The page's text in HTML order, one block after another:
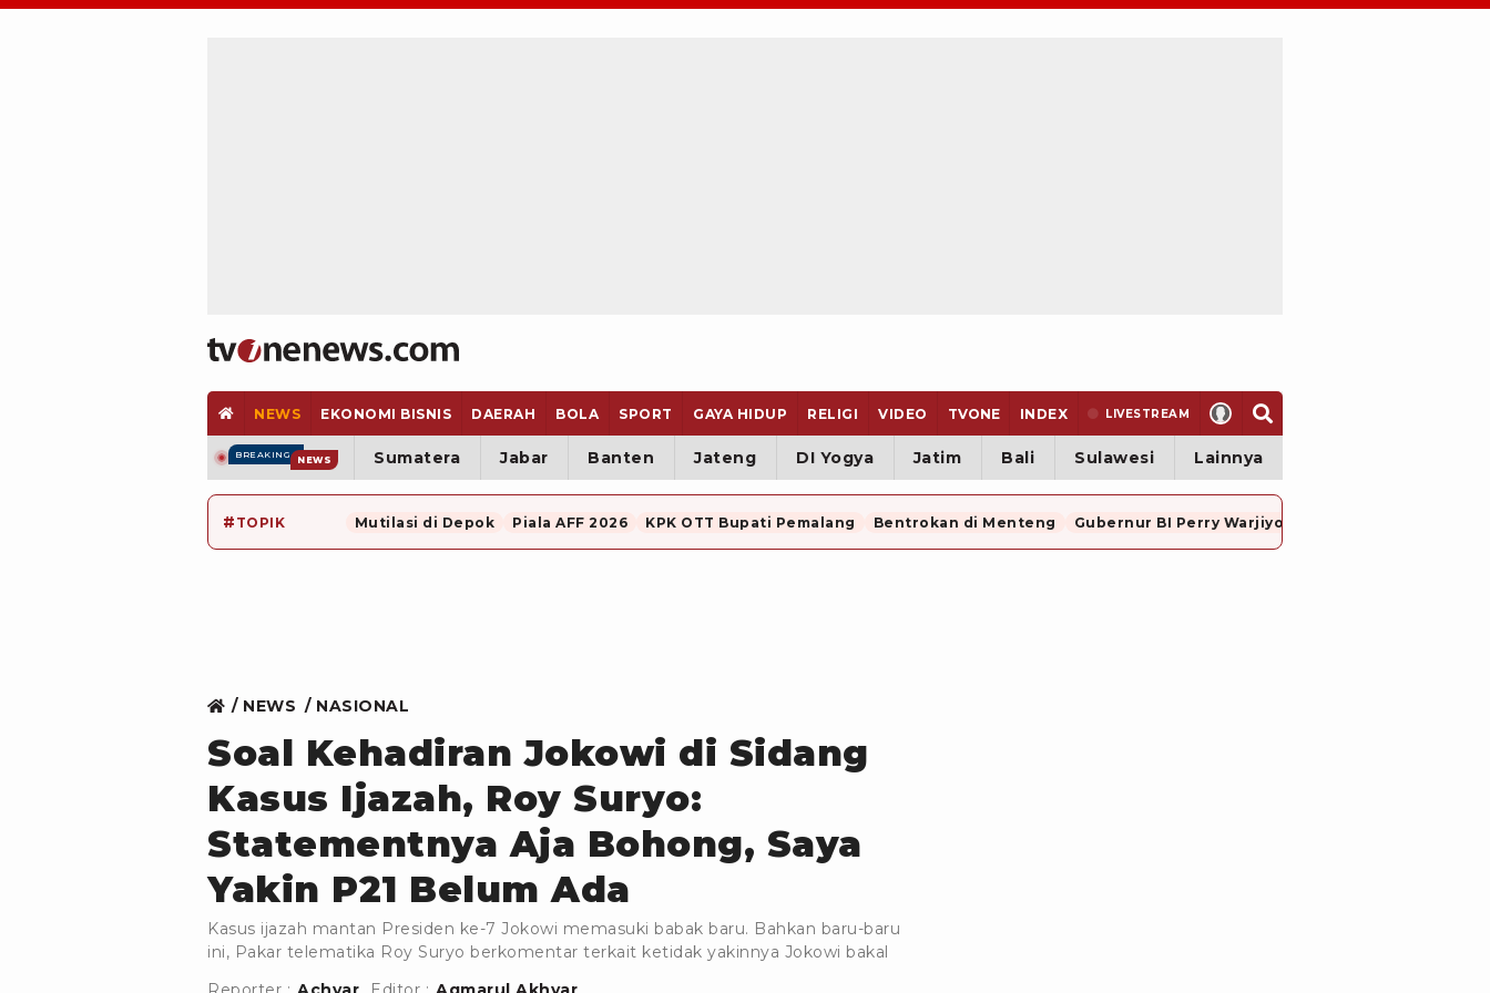
NEWS EKONOMI BISNIS DAERAH BOLA SPORT GAYA HIDUP RELIGI VIDEO TVONE INDEX LIVESTREAM
BREAKING NEWS Sumatera Jabar Banten Jateng DI Yogya Jatim Bali Sulawesi Lainnya
# TOPIK Mutilasi di Depok Piala AFF 2026 KPK OTT Bupati Pemalang Bentrokan di Menteng Gubernur BI Perry Warjiyo Mundur
NEWS NASIONAL
Soal Kehadiran Jokowi di Sidang
Kasus Ijazah, Roy Suryo:
Statementnya Aja Bohong, Saya
Yakin P21 Belum Ada
Kasus ijazah mantan Presiden ke-7 Jokowi memasuki babak baru. Bahkan baru-baru
ini, Pakar telematika Roy Suryo berkomentar terkait ketidak yakinnya Jokowi bakal